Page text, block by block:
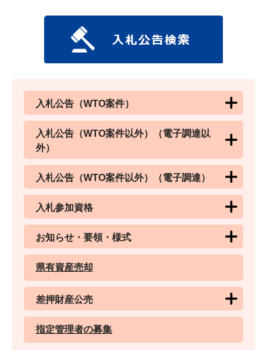
入札公告（WTO案件）
入札公告（WTO案件以外）（電子調達以
外）
入札公告（WTO案件以外）（電子調達）
入札参加資格
お知らせ・要領・様式
県有資産売却
差押財産公売
指定管理者の募集